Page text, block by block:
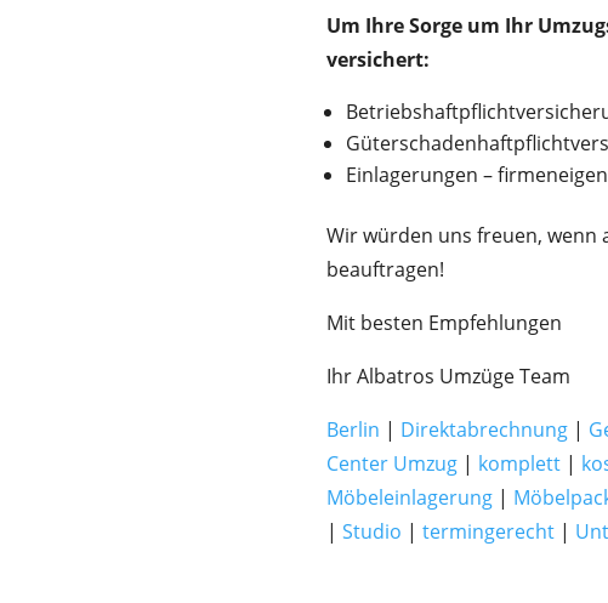
Um Ihre Sorge um Ihr
versichert:
Einlagerungen –
Wir würden uns freuen, wenn
beauftragen!
Mit besten Empfehlungen
Ihr Albatros Umzüge Team
Berlin | Direktabrechnung|
Center Umzug| komplett|
Möbeleinlagerung|
| Studio | termingerecht|